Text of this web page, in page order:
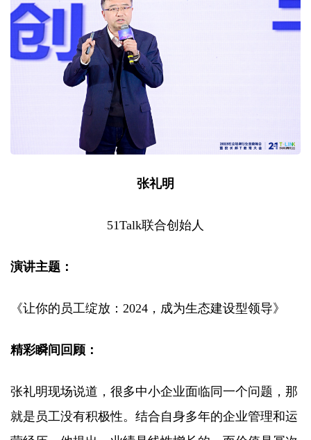
张礼明
51Talk联合创始人
演讲主题：
《让你的员工绽放：2024，成为生态建设型领导》
精彩瞬间回顾：
张礼明现场说道，很多中小企业面临同一个问题，那
就是员工没有积极性。结合自身多年的企业管理和运